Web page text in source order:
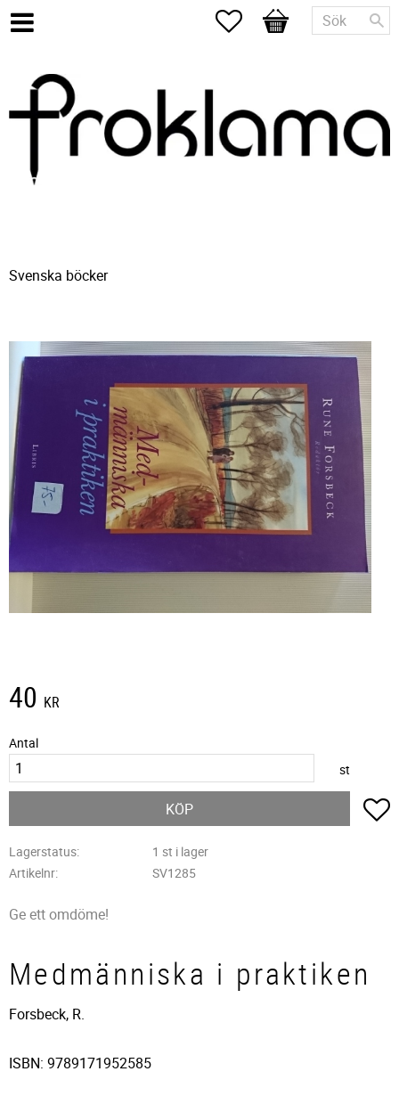
Favoriter
Kundvagn
Svenska böcker
40 KR
Antal
st
KÖP
Lagerstatus
1 st i lager
Artikelnr
SV1285
Ge ett omdöme!
Medmänniska i praktiken
Forsbeck, R.
ISBN: 9789171952585